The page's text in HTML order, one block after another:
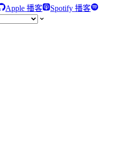
Apple 播客
Spotify 播客